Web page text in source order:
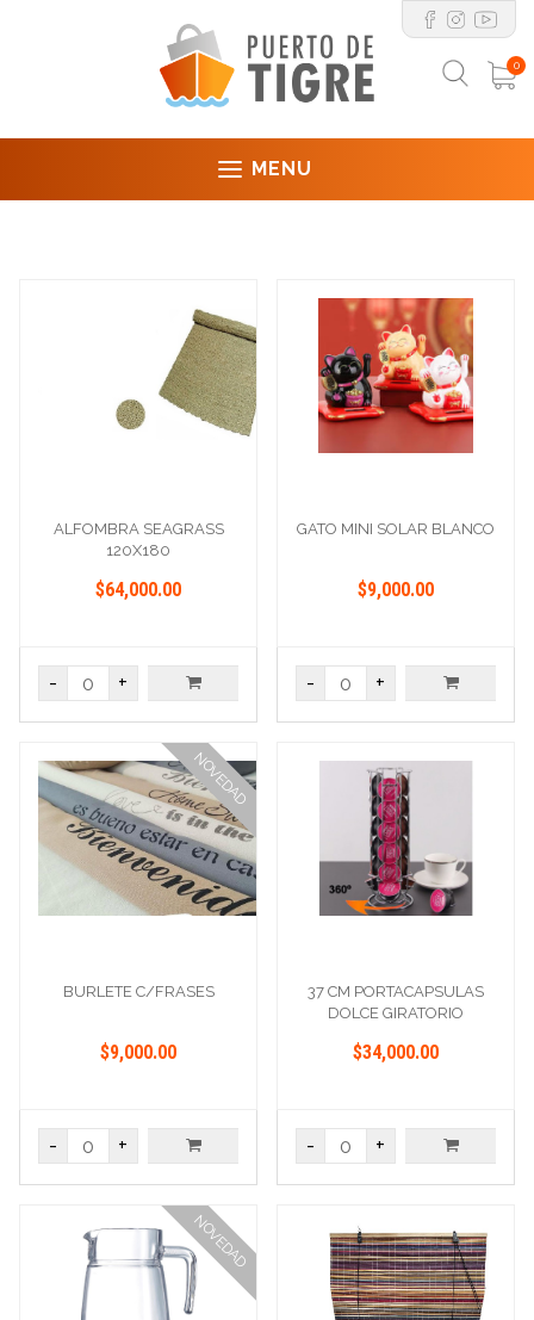
0
MENU
ALFOMBRA SEAGRASS
120X180
$64,000.00
- +
GATO MINI SOLAR BLANCO
$9,000.00
- +
NOVEDAD
BURLETE C/FRASES
$9,000.00
- +
37 CM PORTACAPSULAS
DOLCE GIRATORIO
$34,000.00
- +
NOVEDAD